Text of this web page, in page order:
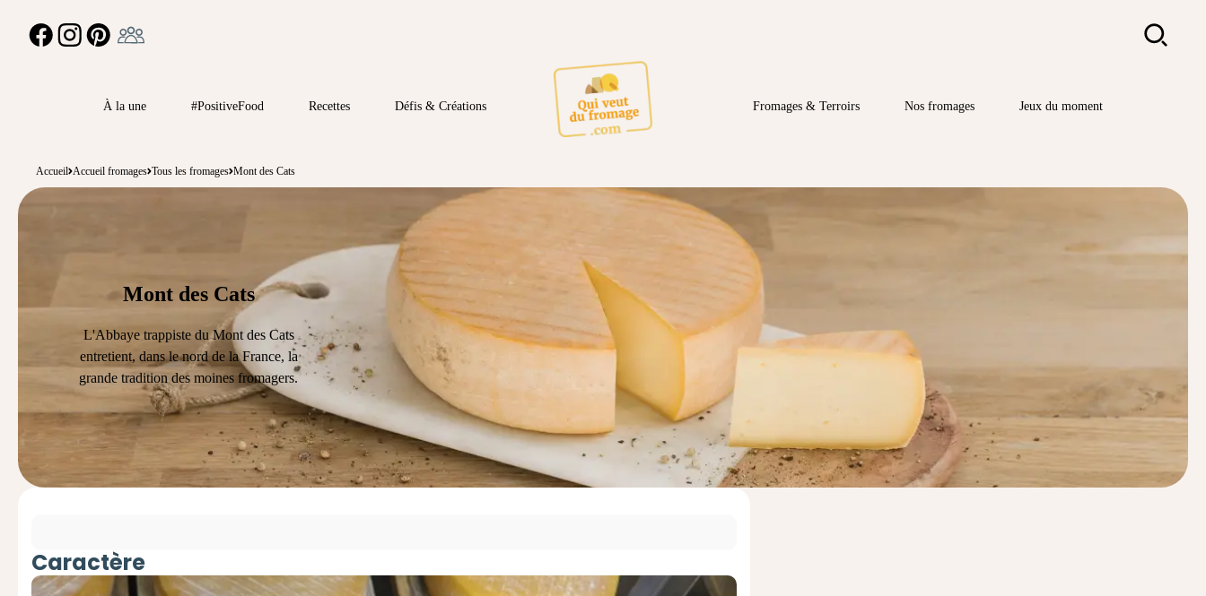
FACEBOOKINSTAGRAMPINTEREST Rechercher
À la une #PositiveFood Recettes Défis & Créations Fromages & Terroirs Nos fromages Jeux du moment
Accueil Accueil fromages Tous les fromages Mont des Cats
Mont des Cats
L'Abbaye trappiste du Mont des Cats
entretient, dans le nord de la France, la
grande tradition des moines fromagers.
Caractère